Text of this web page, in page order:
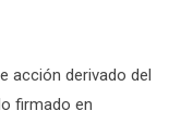
acción derivado del
firmado en